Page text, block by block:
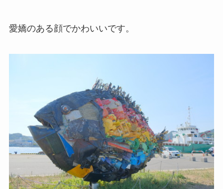
愛嬌のある顔でかわいいです。